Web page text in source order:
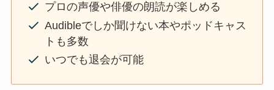
プロの声優や俳優の朗読が楽しめる
Audibleでしか聞けない本やポッドキャス
トも多数
いつでも退会が可能